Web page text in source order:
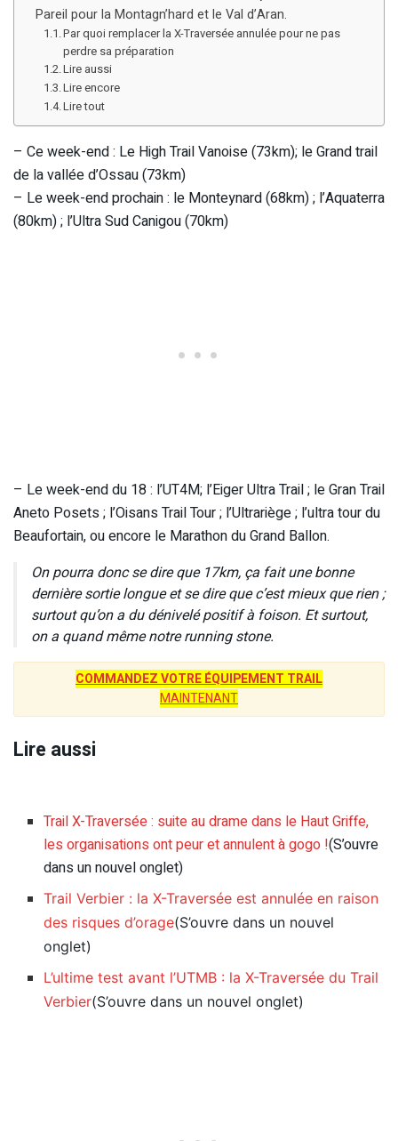
Pareil pour la Montagn’hard et le Val d’Aran.
Par quoi remplacer la X-Traversée annulée pour ne pas
perdre sa préparation
Lire aussi
Lire encore
Lire tout
– Ce week-end : Le High Trail Vanoise (73km); le Grand trail
de la vallée d’Ossau (73km)
– Le week-end prochain : le Monteynard (68km) ; l’Aquaterra
(80km) ; l’Ultra Sud Canigou (70km)
– Le week-end du 18 : l’UT4M; l’Eiger Ultra Trail ; le Gran Trail
Aneto Posets ; l’Oisans Trail Tour ; l’Ultrariège ; l’ultra tour du
Beaufortain, ou encore le Marathon du Grand Ballon.
On pourra donc se dire que 17km, ça fait une bonne
dernière sortie longue et se dire que c’est mieux que rien ;
surtout qu’on a du dénivelé positif à foison. Et surtout,
on a quand même notre running stone.
COMMANDEZ VOTRE ÉQUIPEMENT TRAIL
MAINTENANT
Lire aussi
Trail X-Traversée : suite au drame dans le Haut Griffe,
les organisations ont peur et annulent à gogo !(S’ouvre
dans un nouvel onglet)
Trail Verbier : la X-Traversée est annulée en raison
des risques d’orage(S’ouvre dans un nouvel
onglet)
L’ultime test avant l’UTMB : la X-Traversée du Trail
Verbier(S’ouvre dans un nouvel onglet)